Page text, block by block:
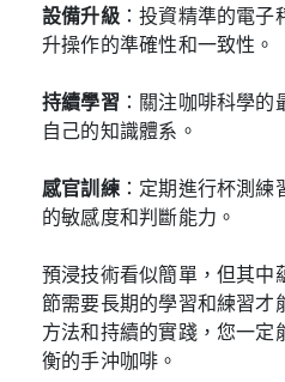
設備升級：投資精準的電子
升操作的準確性和一致性。
持續學習：關注咖啡科學的
自己的知識體系。
感官訓練：定期進行杯測練
的敏感度和判斷能力。
預浸技術看似簡單，但其中
節需要長期的學習和練習才
方法和持續的實踐，您一定
衡的手沖咖啡。